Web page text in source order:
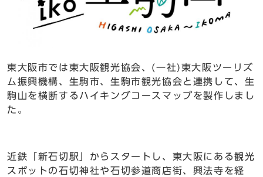
東大阪市では東大阪観光協会、(一社)東大阪ツーリズ
ム振興機構、生駒市、生駒市観光協会と連携して、生
駒山を横断するハイキングコースマップを製作しまし
た。
近鉄「新石切駅」からスタートし、東大阪にある観光
スポットの石切神社や石切参道商店街、興法寺を経